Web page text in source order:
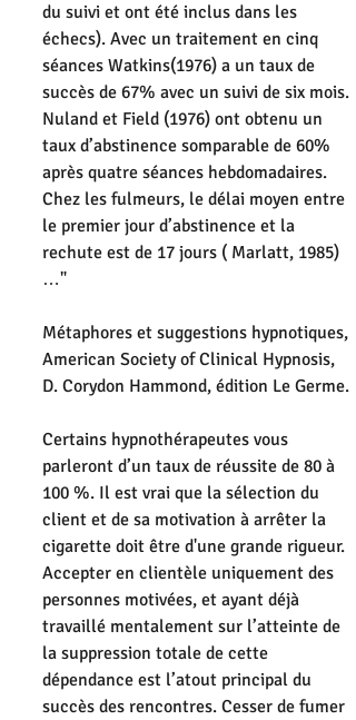
du suivi et ont été inclus dans les
échecs). Avec un traitement en cinq
séances Watkins(1976) a un taux de
succès de 67% avec un suivi de six mois.
Nuland et Field (1976) ont obtenu un
taux d’abstinence somparable de 60%
après quatre séances hebdomadaires.
Chez les fulmeurs, le délai moyen entre
le premier jour d’abstinence et la
rechute est de 17 jours ( Marlatt, 1985)
…"
Métaphores et suggestions hypnotiques,
American Society of Clinical Hypnosis,
D. Corydon Hammond, édition Le Germe.
Certains hypnothérapeutes vous
parleront d’un taux de réussite de 80 à
100 %. Il est vrai que la sélection du
client et de sa motivation à arrêter la
cigarette doit être d'une grande rigueur.
Accepter en clientèle uniquement des
personnes motivées, et ayant déjà
travaillé mentalement sur l’atteinte de
la suppression totale de cette
dépendance est l’atout principal du
succès des rencontres. Cesser de fumer